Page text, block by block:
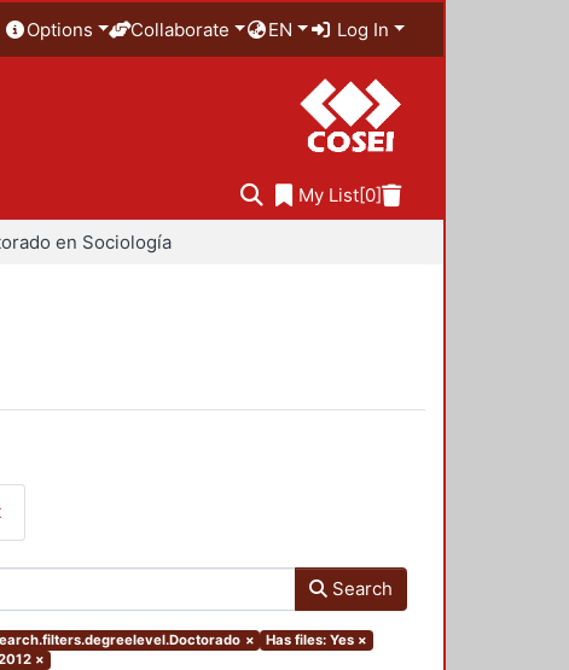
Options Collaborate EN Log In
My List[0]
en Sociología
Search
× Has files: Yes ×
×